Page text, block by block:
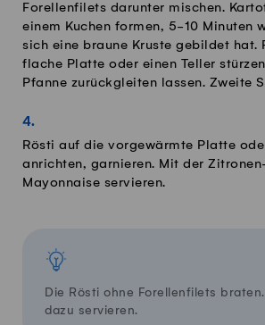
Forellenfilets darunter mischen.
einem Kuchen formen, 5-10 Minuten
sich eine braune Kruste gebildet hat.
flache Platte oder einen Teller
Pfanne zurückgleiten lassen. Zweite
Rösti auf die vorgewärmte Platte
anrichten, garnieren. Mit der
Mayonnaise servieren.
Die Rösti ohne Forellenfilets
dazu servieren.